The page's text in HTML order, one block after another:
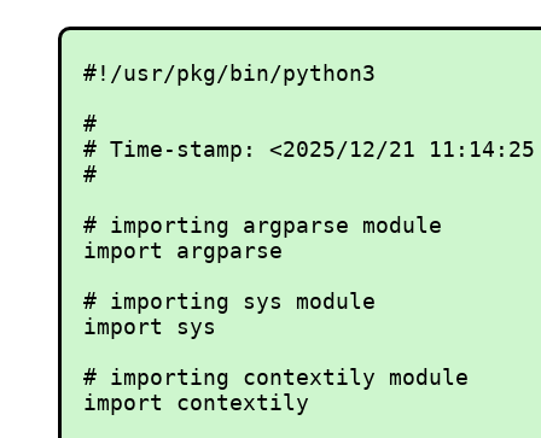
#!/usr/pkg/bin/python3
#
# Time-stamp: <2025/12/21
#
# importing argparse module
import argparse
# importing sys module
import sys
# importing contextily module
import contextily